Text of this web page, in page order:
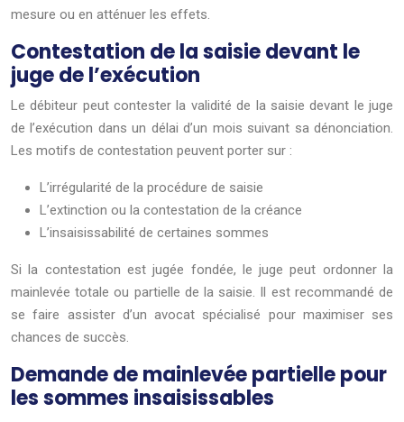
mesure ou en atténuer les effets.
Contestation de la saisie devant le
juge de l’exécution
Le débiteur peut contester la validité de la saisie devant le juge
de l’exécution dans un délai d’un mois suivant sa dénonciation.
Les motifs de contestation peuvent porter sur :
L’irrégularité de la procédure de saisie
L’extinction ou la contestation de la créance
L’insaisissabilité de certaines sommes
Si la contestation est jugée fondée, le juge peut ordonner la
mainlevée totale ou partielle de la saisie. Il est recommandé de
se faire assister d’un avocat spécialisé pour maximiser ses
chances de succès.
Demande de mainlevée partielle pour
les sommes insaisissables